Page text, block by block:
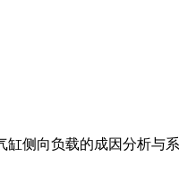
缸侧向负载的成因分析与